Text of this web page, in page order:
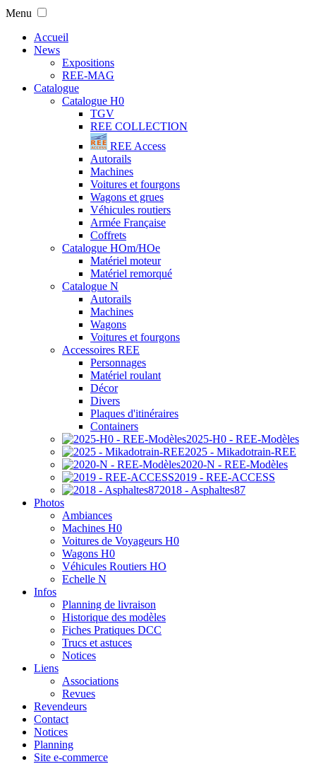
Menu
Accueil
News
Expositions
REE-MAG
Catalogue
Catalogue H0
TGV
REE COLLECTION
REE Access
Autorails
Machines
Voitures et fourgons
Wagons et grues
Véhicules routiers
Armée Française
Coffrets
Catalogue HOm/HOe
Matériel moteur
Matériel remorqué
Catalogue N
Autorails
Machines
Wagons
Voitures et fourgons
Accessoires REE
Personnages
Matériel roulant
Décor
Divers
Plaques d'itinéraires
Containers
2025-H0 - REE-Modèles
2025 - Mikadotrain-REE
2020-N - REE-Modèles
2019 - REE-ACCESS
2018 - Asphaltes87
Photos
Ambiances
Machines H0
Voitures de Voyageurs H0
Wagons H0
Véhicules Routiers HO
Echelle N
Infos
Planning de livraison
Historique des modèles
Fiches Pratiques DCC
Trucs et astuces
Notices
Liens
Associations
Revues
Revendeurs
Contact
Notices
Planning
Site e-commerce